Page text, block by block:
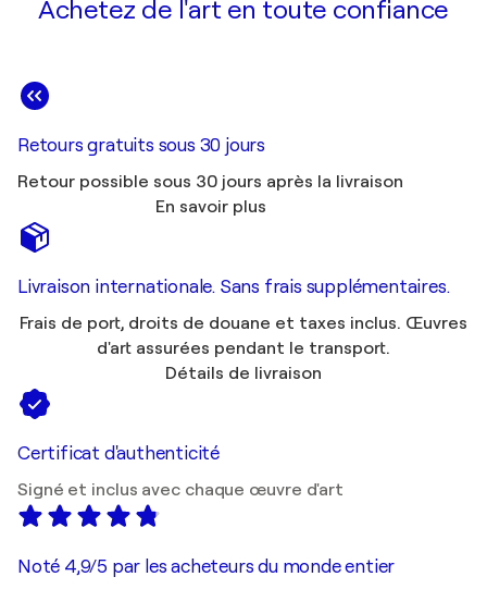
Achetez de l'art en toute confiance
Retours gratuits sous 30 jours
Retour possible sous 30 jours après la livraison
En savoir plus
Livraison internationale. Sans frais supplémentaires.
Frais de port, droits de douane et taxes inclus. Œuvres
d'art assurées pendant le transport.
Détails de livraison
Certificat d'authenticité
Signé et inclus avec chaque œuvre d'art
Noté 4,9/5 par les acheteurs du monde entier